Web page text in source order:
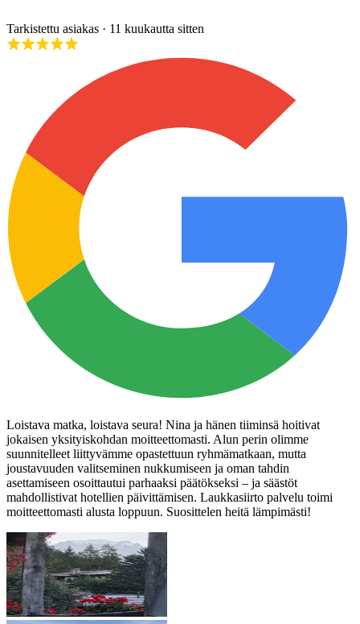
Tarkistettu asiakas · 11 kuukautta sitten
Loistava matka, loistava seura! Nina ja hänen tiiminsä hoitivat
jokaisen yksityiskohdan moitteettomasti. Alun perin olimme
suunnitelleet liittyvämme opastettuun ryhmämatkaan, mutta
joustavuuden valitseminen nukkumiseen ja oman tahdin
asettamiseen osoittautui parhaaksi päätökseksi – ja säästöt
mahdollistivat hotellien päivittämisen. Laukkasiirto palvelu toimi
moitteettomasti alusta loppuun. Suosittelen heitä lämpimästi!